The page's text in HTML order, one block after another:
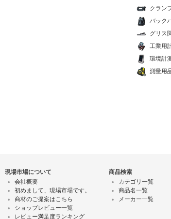
クラン
バック
グリス
工業用
環境計
測量用
現場市場について
会社概要
初めまして、現場市場です。
商材のご提案はこちら
ショップレビュー一覧
レビュー満足度ランキング
商品検索
カテゴリ一覧
商品名一覧
メーカー一覧